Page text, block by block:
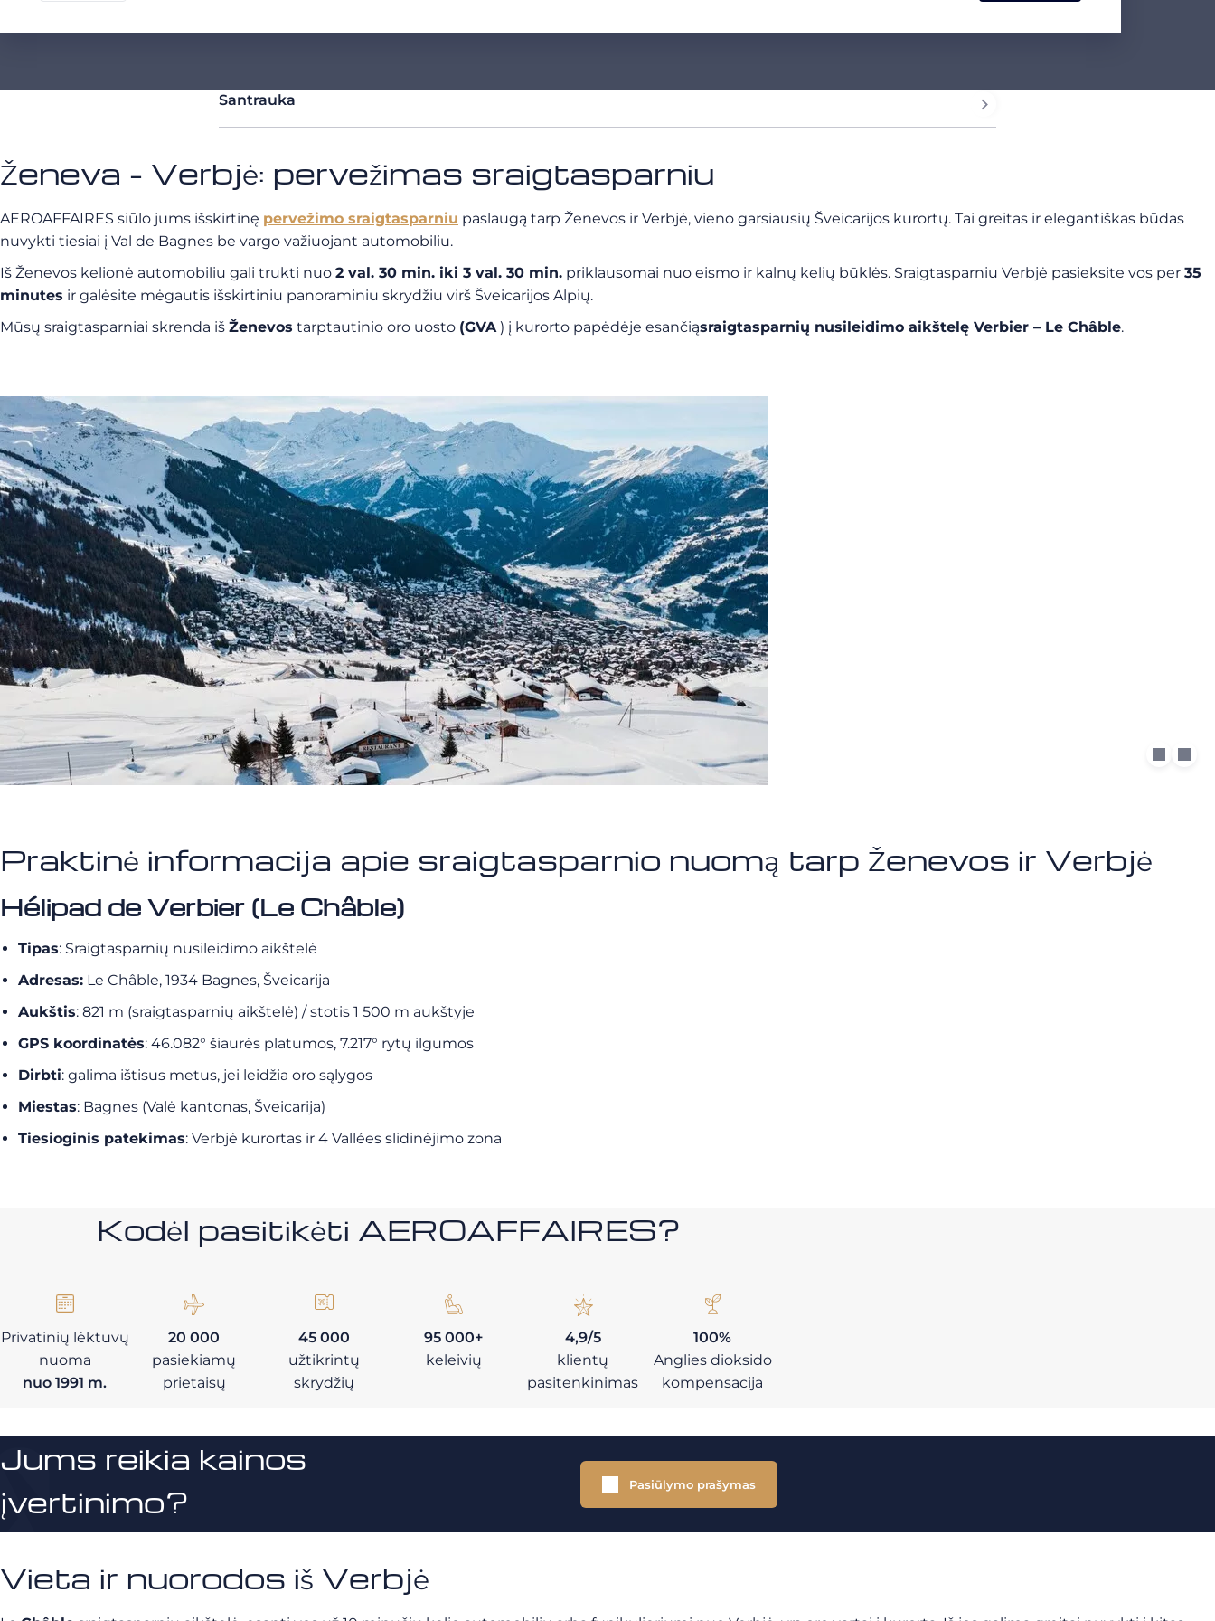
Santrauka
Ženeva - Verbjė: pervežimas sraigtasparniu
AEROAFFAIRES siūlo jums išskirtinę pervežimo sraigtasparniu paslaugą tarp Ženevos ir Verbjė, vieno garsiausių Šveicarijos kurortų. Tai greitas ir elegantiškas būdas
nuvykti tiesiai į Val de Bagnes be vargo važiuojant automobiliu.
Iš Ženevos kelionė automobiliu gali trukti nuo 2 val. 30 min. iki 3 val. 30 min. priklausomai nuo eismo ir kalnų kelių būklės. Sraigtasparniu Verbjė pasieksite vos per 35
minutes ir galėsite mėgautis išskirtiniu panoraminiu skrydžiu virš Šveicarijos Alpių.
Mūsų sraigtasparniai skrenda iš Ženevos tarptautinio oro uosto (GVA) į kurorto papėdėje esančiąsraigtasparnių nusileidimo aikštelę Verbier – Le Châble.
Praktinė informacija apie sraigtasparnio nuomą tarp Ženevos ir Verbjė
Hélipad de Verbier (Le Châble)
Tipas: Sraigtasparnių nusileidimo aikštelė
Adresas: Le Châble, 1934 Bagnes, Šveicarija
Aukštis: 821 m (sraigtasparnių aikštelė) / stotis 1 500 m aukštyje
GPS koordinatės: 46.082° šiaurės platumos, 7.217° rytų ilgumos
Dirbti: galima ištisus metus, jei leidžia oro sąlygos
Miestas: Bagnes (Valė kantonas, Šveicarija)
Tiesioginis patekimas: Verbjė kurortas ir 4 Vallées slidinėjimo zona
Kodėl pasitikėti AEROAFFAIRES?
Privatinių lėktuvų
nuoma
nuo 1991 m.
20 000
pasiekiamų
prietaisų
45 000
užtikrintų
skrydžių
95 000+
keleivių
4,9/5
klientų
pasitenkinimas
100%
Anglies dioksido
kompensacija
Jums reikia kainos
įvertinimo?
Pasiūlymo prašymas
Vieta ir nuorodos iš Verbjė